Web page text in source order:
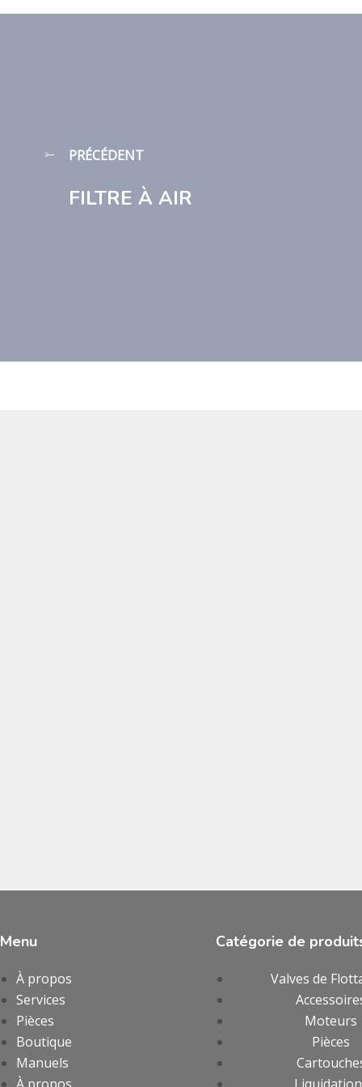
PRÉCÉDENT
FILTRE À AIR
Menu
À propos
Services
Pièces
Boutique
Manuels
Catégorie de
Valves de
Moteurs
Pièces